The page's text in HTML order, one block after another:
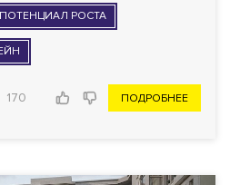
ПОТЕНЦИАЛ РОСТА
170 ПОДРОБНЕЕ